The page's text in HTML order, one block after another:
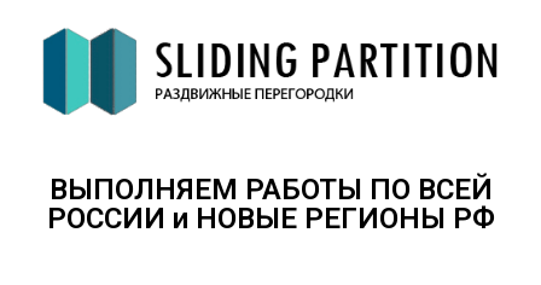
ВЫПОЛНЯЕМ РАБОТЫ ПО ВСЕЙ
РОСCИИ и НОВЫЕ РЕГИОНЫ РФ